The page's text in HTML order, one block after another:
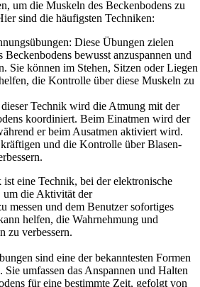
um die Muskeln des Beckenbodens zu
sind die häufigsten Techniken:
Diese Übungen zielen
bewusst anzuspannen und
Sie können im Stehen, Sitzen oder Liegen
die Kontrolle über diese Muskeln zu
Technik wird die Atmung mit der
koordiniert. Beim Einatmen wird der
er beim Ausatmen aktiviert wird.
und die Kontrolle über Blasen-
eine Technik, bei der elektronische
um die Aktivität der
messen und dem Benutzer sofortiges
helfen, die Wahrnehmung und
zu verbessern.
sind eine der bekanntesten Formen
umfassen das Anspannen und Halten
für eine bestimmte Zeit, gefolgt von